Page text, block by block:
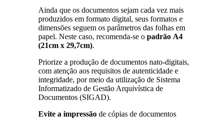
Ainda que os documentos sejam cada vez mais
produzidos em formato digital, seus formatos e
dimensões seguem os parâmetros das folhas em
papel. Neste caso, recomenda-se o padrão A4
(21cm x 29,7cm).
Priorize a produção de documentos nato-digitais,
com atenção aos requisitos de autenticidade e
integridade, por meio da utilização de Sistema
Informatizado de Gestão Arquivística de
Documentos (SIGAD).
Evite a impressão de cópias de documentos